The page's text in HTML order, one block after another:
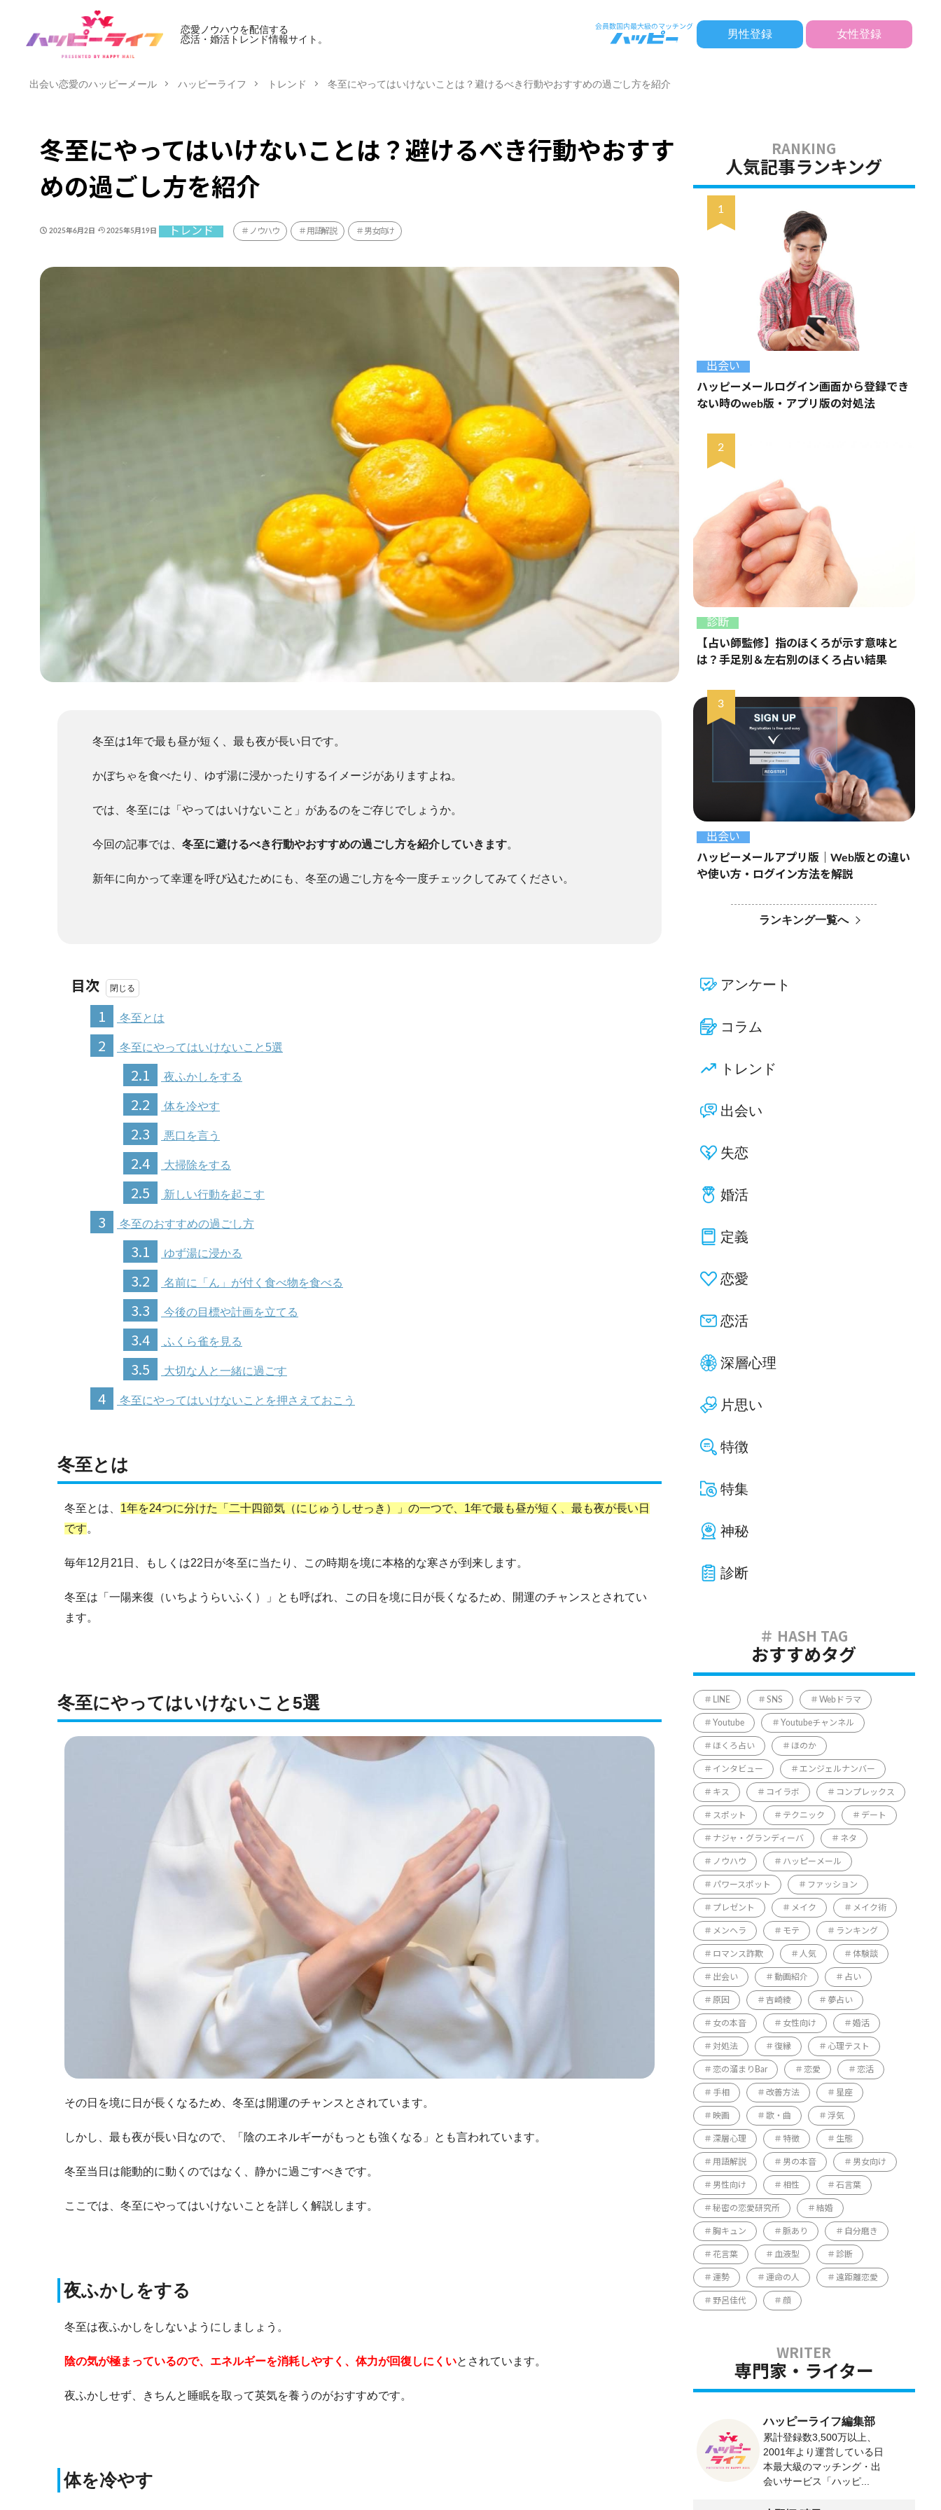
恋愛ノウハウを配信する
恋活・婚活トレンド情報サイト。
男性登録 女性登録
出会い恋愛のハッピーメール ハッピーライフ トレンド 冬至にやってはいけないことは？避けるべき行動やおすすめの過ごし方を紹介
冬至にやってはいけないことは？避けるべき行動やおすす
めの過ごし方を紹介
2025年6月2日 2025年5月19日 トレンド ノウハウ 用語解説 男女向け
冬至は1年で最も昼が短く、最も夜が長い日です。
かぼちゃを食べたり、ゆず湯に浸かったりするイメージがありますよね。
では、冬至には「やってはいけないこと」があるのをご存じでしょうか。
今回の記事では、 冬至に避けるべき行動やおすすめの過ごし方を紹介していきます。
新年に向かって幸運を呼び込むためにも、冬至の過ごし方を今一度チェックしてみてください。
目次
1
冬至とは
2 冬至にやってはいけないこと5選
2.1 夜ふかしをする
2.2 体を冷やす
2.3 悪口を言う
2.4 大掃除をする
2.5 新しい行動を起こす
3 冬至のおすすめの過ごし方
3.1 ゆず湯に浸かる
3.2 名前に「ん」が付く食べ物を食べる
3.3 今後の目標や計画を立てる
3.4 ふくら雀を見る
3.5 大切な人と一緒に過ごす
4 冬至にやってはいけないことを押さえておこう
冬至とは
冬至とは、 1年を24つに分けた「二十四節気（にじゅうしせっき）」の一つで、1年で最も昼が短く、最も夜が長い日
です。
毎年12月21日、もしくは22日が冬至に当たり、この時期を境に本格的な寒さが到来します。
冬至は「一陽来復（いちようらいふく）」とも呼ばれ、この日を境に日が長くなるため、開運のチャンスとされてい
ます。
冬至にやってはいけないこと5選
その日を境に日が長くなるため、冬至は開運のチャンスとされています。
しかし、最も夜が長い日なので、「陰のエネルギーがもっとも強くなる」とも言われています。
冬至当日は能動的に動くのではなく、静かに過ごすべきです。
ここでは、冬至にやってはいけないことを詳しく解説します。
夜ふかしをする
冬至は夜ふかしをしないようにしましょう。
陰の気が極まっているので、エネルギーを消耗しやすく、体力が回復しにくいとされています。
夜ふかしせず、きちんと睡眠を取って英気を養うのがおすすめです。
体を冷やす
人気記事ランキング
出会い
ハッピーメールログイン画面から登録でき
ない時のweb版・アプリ版の対処法
診断
【占い師監修】指のほくろが示す意味と
は？手足別＆左右別のほくろ占い結果
出会い
ハッピーメールアプリ版｜Web版との違い
や使い方・ログイン方法を解説
ランキング一覧へ
アンケート
コラム
トレンド
出会い
失恋
婚活
定義
恋愛
恋活
深層心理
片思い
特徴
特集
神秘
診断
おすすめタグ
LINE SNS Webドラマ
Youtube Youtubeチャンネル
ほくろ占い ほのか
インタビュー エンジェルナンバー
キス コイラボ コンプレックス
スポット テクニック デート
ナジャ・グランディーバ ネタ
ノウハウ ハッピーメール
パワースポット ファッション
プレゼント メイク メイク術
メンヘラ モテ ランキング
ロマンス詐欺 人気 体験談
出会い 動画紹介 占い
原因 吉崎綾 夢占い
女の本音 女性向け 婚活
対処法 復縁 心理テスト
恋の溜まりBar 恋愛 恋活
手相 改善方法 星座
映画 歌・曲 浮気
深層心理 特徴 生態
用語解説 男の本音 男女向け
男性向け 相性 石言葉
秘密の恋愛研究所 結婚
胸キュン 脈あり 自分磨き
花言葉 血液型 診断
運勢 運命の人 遠距離恋愛
野呂佳代 顔
専門家・ライター
ハッピーライフ編集部
累計登録数3,500万以上、
2001年より運営している日
本最大級のマッチング・出
会いサービス「ハッピ...